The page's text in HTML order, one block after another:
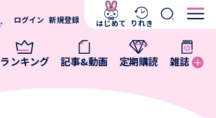
ランキング 記事&動画 定期購読 雑誌
ログイン 新規登録 はじめて りれき